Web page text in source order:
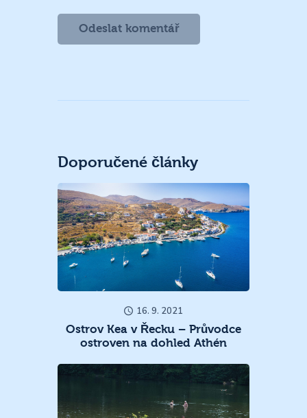
Doporučené články
16. 9. 2021
Ostrov Kea v Řecku – Průvodce
ostroven na dohled Athén